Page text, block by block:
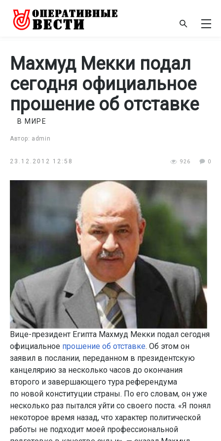
Махмуд Мекки подал
сегодня официальное
прошение об отставке
Автор: admin
В МИРЕ
23.12.2012 12:58 926 0
Вице-президент Египта Махмуд Мекки подал сегодня
официальное прошение об отставке. Об этом он
заявил в послании, переданном в президентскую
канцелярию за несколько часов до окончания
второго и завершающего тура референдума
по новой конституции страны. По его словам, он уже
несколько раз пытался уйти со своего поста. «Я понял
некоторое время назад, что характер политической
работы не подходит моей профессиональной